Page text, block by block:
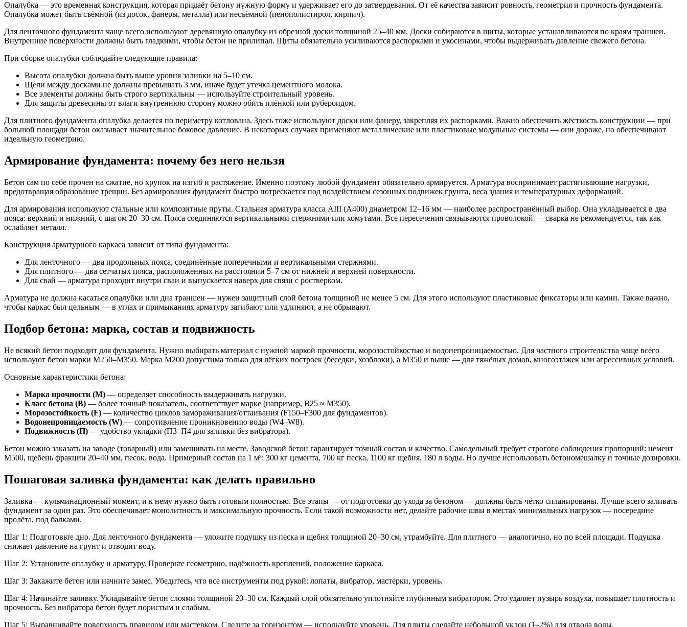
Опалубка — это временная конструкция, которая придаёт бетону нужную форму и удерживает его до затвердевания. От её качества зависит ровность, геометрия и прочность фундамента.
Опалубка может быть съёмной (из досок, фанеры, металла) или несъёмной (пенополистирол, кирпич).
Для ленточного фундамента чаще всего используют деревянную опалубку из обрезной доски толщиной 25–40 мм. Доски собираются в щиты, которые устанавливаются по краям траншеи.
Внутренние поверхности должны быть гладкими, чтобы бетон не прилипал. Щиты обязательно усиливаются распорками и укосинами, чтобы выдерживать давление свежего бетона.
При сборке опалубки соблюдайте следующие правила:
Высота опалубки должна быть выше уровня заливки на 5–10 см.
Щели между досками не должны превышать 3 мм, иначе будет утечка цементного молока.
Все элементы должны быть строго вертикальны — используйте строительный уровень.
Для защиты древесины от влаги внутреннюю сторону можно обить плёнкой или рубероидом.
Для плитного фундамента опалубка делается по периметру котлована. Здесь тоже используют доски или фанеру, закрепляя их распорками. Важно обеспечить жёсткость конструкции — при
большой площади бетон оказывает значительное боковое давление. В некоторых случаях применяют металлические или пластиковые модульные системы — они дороже, но обеспечивают
идеальную геометрию.
Армирование фундамента: почему без него нельзя
Бетон сам по себе прочен на сжатие, но хрупок на изгиб и растяжение. Именно поэтому любой фундамент обязательно армируется. Арматура воспринимает растягивающие нагрузки,
предотвращая образование трещин. Без армирования фундамент быстро потрескается под воздействием сезонных подвижек грунта, веса здания и температурных деформаций.
Для армирования используют стальные или композитные пруты. Стальная арматура класса АIII (A400) диаметром 12–16 мм — наиболее распространённый выбор. Она укладывается в два
пояса: верхний и нижний, с шагом 20–30 см. Пояса соединяются вертикальными стержнями или хомутами. Все пересечения связываются проволокой — сварка не рекомендуется, так как
ослабляет металл.
Конструкция арматурного каркаса зависит от типа фундамента:
Для ленточного — два продольных пояса, соединённые поперечными и вертикальными стержнями.
Для плитного — два сетчатых пояса, расположенных на расстоянии 5–7 см от нижней и верхней поверхности.
Для свай — арматура проходит внутри сваи и выпускается наверх для связи с ростверком.
Арматура не должна касаться опалубки или дна траншеи — нужен защитный слой бетона толщиной не менее 5 см. Для этого используют пластиковые фиксаторы или камни. Также важно,
чтобы каркас был цельным — в углах и примыканиях арматуру загибают или удлиняют, а не обрывают.
Подбор бетона: марка, состав и подвижность
Не всякий бетон подходит для фундамента. Нужно выбирать материал с нужной маркой прочности, морозостойкостью и водонепроницаемостью. Для частного строительства чаще всего
используют бетон марки М250–М350. Марка М200 допустима только для лёгких построек (беседки, хозблоки), а М350 и выше — для тяжёлых домов, многоэтажек или агрессивных условий.
Основные характеристики бетона:
Марка прочности (М) — определяет способность выдерживать нагрузки.
Класс бетона (В) — более точный показатель, соответствует марке (например, В25 ≈ М350).
Морозостойкость (F) — количество циклов замораживания/оттаивания (F150–F300 для фундаментов).
Водонепроницаемость (W) — сопротивление проникновению воды (W4–W8).
Подвижность (П) — удобство укладки (П3–П4 для заливки без вибратора).
Бетон можно заказать на заводе (товарный) или замешивать на месте. Заводской бетон гарантирует точный состав и качество. Самодельный требует строгого соблюдения пропорций: цемент
М500, щебень фракции 20–40 мм, песок, вода. Примерный состав на 1 м³: 300 кг цемента, 700 кг песка, 1100 кг щебня, 180 л воды. Но лучше использовать бетономешалку и точные дозировки.
Пошаговая заливка фундамента: как делать правильно
Заливка — кульминационный момент, и к нему нужно быть готовым полностью. Все этапы — от подготовки до ухода за бетоном — должны быть чётко спланированы. Лучше всего заливать
фундамент за один раз. Это обеспечивает монолитность и максимальную прочность. Если такой возможности нет, делайте рабочие швы в местах минимальных нагрузок — посередине
пролёта, под балками.
Шаг 1: Подготовьте дно. Для ленточного фундамента — уложите подушку из песка и щебня толщиной 20–30 см, утрамбуйте. Для плитного — аналогично, но по всей площади. Подушка
снижает давление на грунт и отводит воду.
Шаг 2: Установите опалубку и арматуру. Проверьте геометрию, надёжность креплений, положение каркаса.
Шаг 3: Закажите бетон или начните замес. Убедитесь, что все инструменты под рукой: лопаты, вибратор, мастерки, уровень.
Шаг 4: Начинайте заливку. Укладывайте бетон слоями толщиной 20–30 см. Каждый слой обязательно уплотняйте глубинным вибратором. Это удаляет пузырь воздуха, повышает плотность и
прочность. Без вибратора бетон будет пористым и слабым.
Шаг 5: Выравнивайте поверхность правилом или мастерком. Следите за горизонтом — используйте уровень. Для плиты сделайте небольшой уклон (1–2%) для отвода воды.